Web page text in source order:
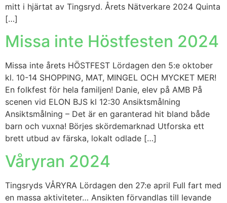
mitt i hjärtat av Tingsryd. Årets Nätverkare 2024 Quinta
[…]
Missa inte Höstfesten 2024
Missa inte årets HÖSTFEST Lördagen den 5:e oktober
kl. 10-14 SHOPPING, MAT, MINGEL OCH MYCKET MER!
En folkfest för hela familjen! Danie, elev på AMB På
scenen vid ELON BJS kl 12:30 Ansiktsmålning
Ansiktsmålning – Det är en garanterad hit bland både
barn och vuxna! Börjes skördemarknad Utforska ett
brett utbud av färska, lokalt odlade […]
Våryran 2024
Tingsryds VÅRYRA Lördagen den 27:e april Full fart med
en massa aktiviteter… Ansikten förvandlas till levande